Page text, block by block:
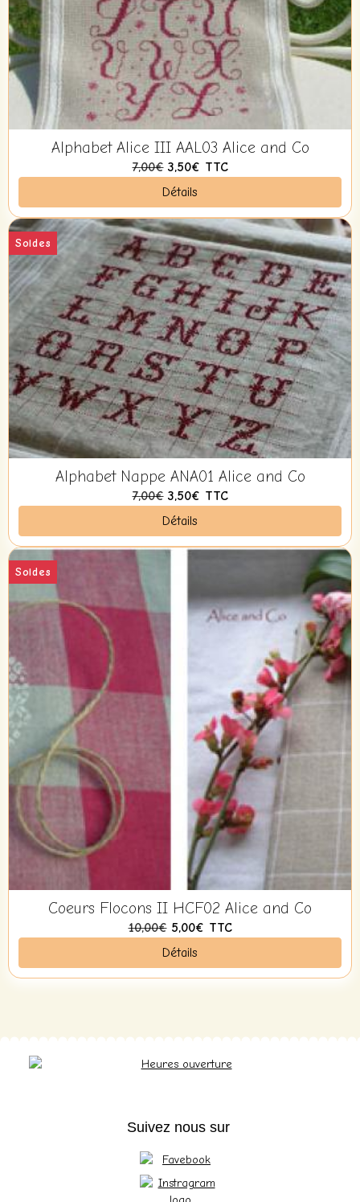
Alphabet Alice III AAL03 Alice and Co
7,00€ 3,50€ TTC
Détails
Soldes
Alphabet Nappe ANA01 Alice and Co
7,00€ 3,50€ TTC
Détails
Soldes
Coeurs Flocons II HCF02 Alice and Co
10,00€ 5,00€ TTC
Détails
Suivez nous sur